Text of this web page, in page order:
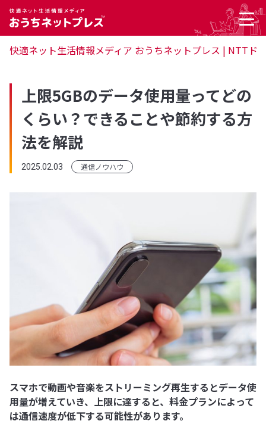
快適ネット生活情報メディア おうちネットプレス | NTTド
上限5GBのデータ使用量ってどの
くらい？できることや節約する方
法を解説
2025.02.03 通信ノウハウ
スマホで動画や音楽をストリーミング再生するとデータ使
用量が増えていき、上限に達すると、料金プランによって
は通信速度が低下する可能性があります。